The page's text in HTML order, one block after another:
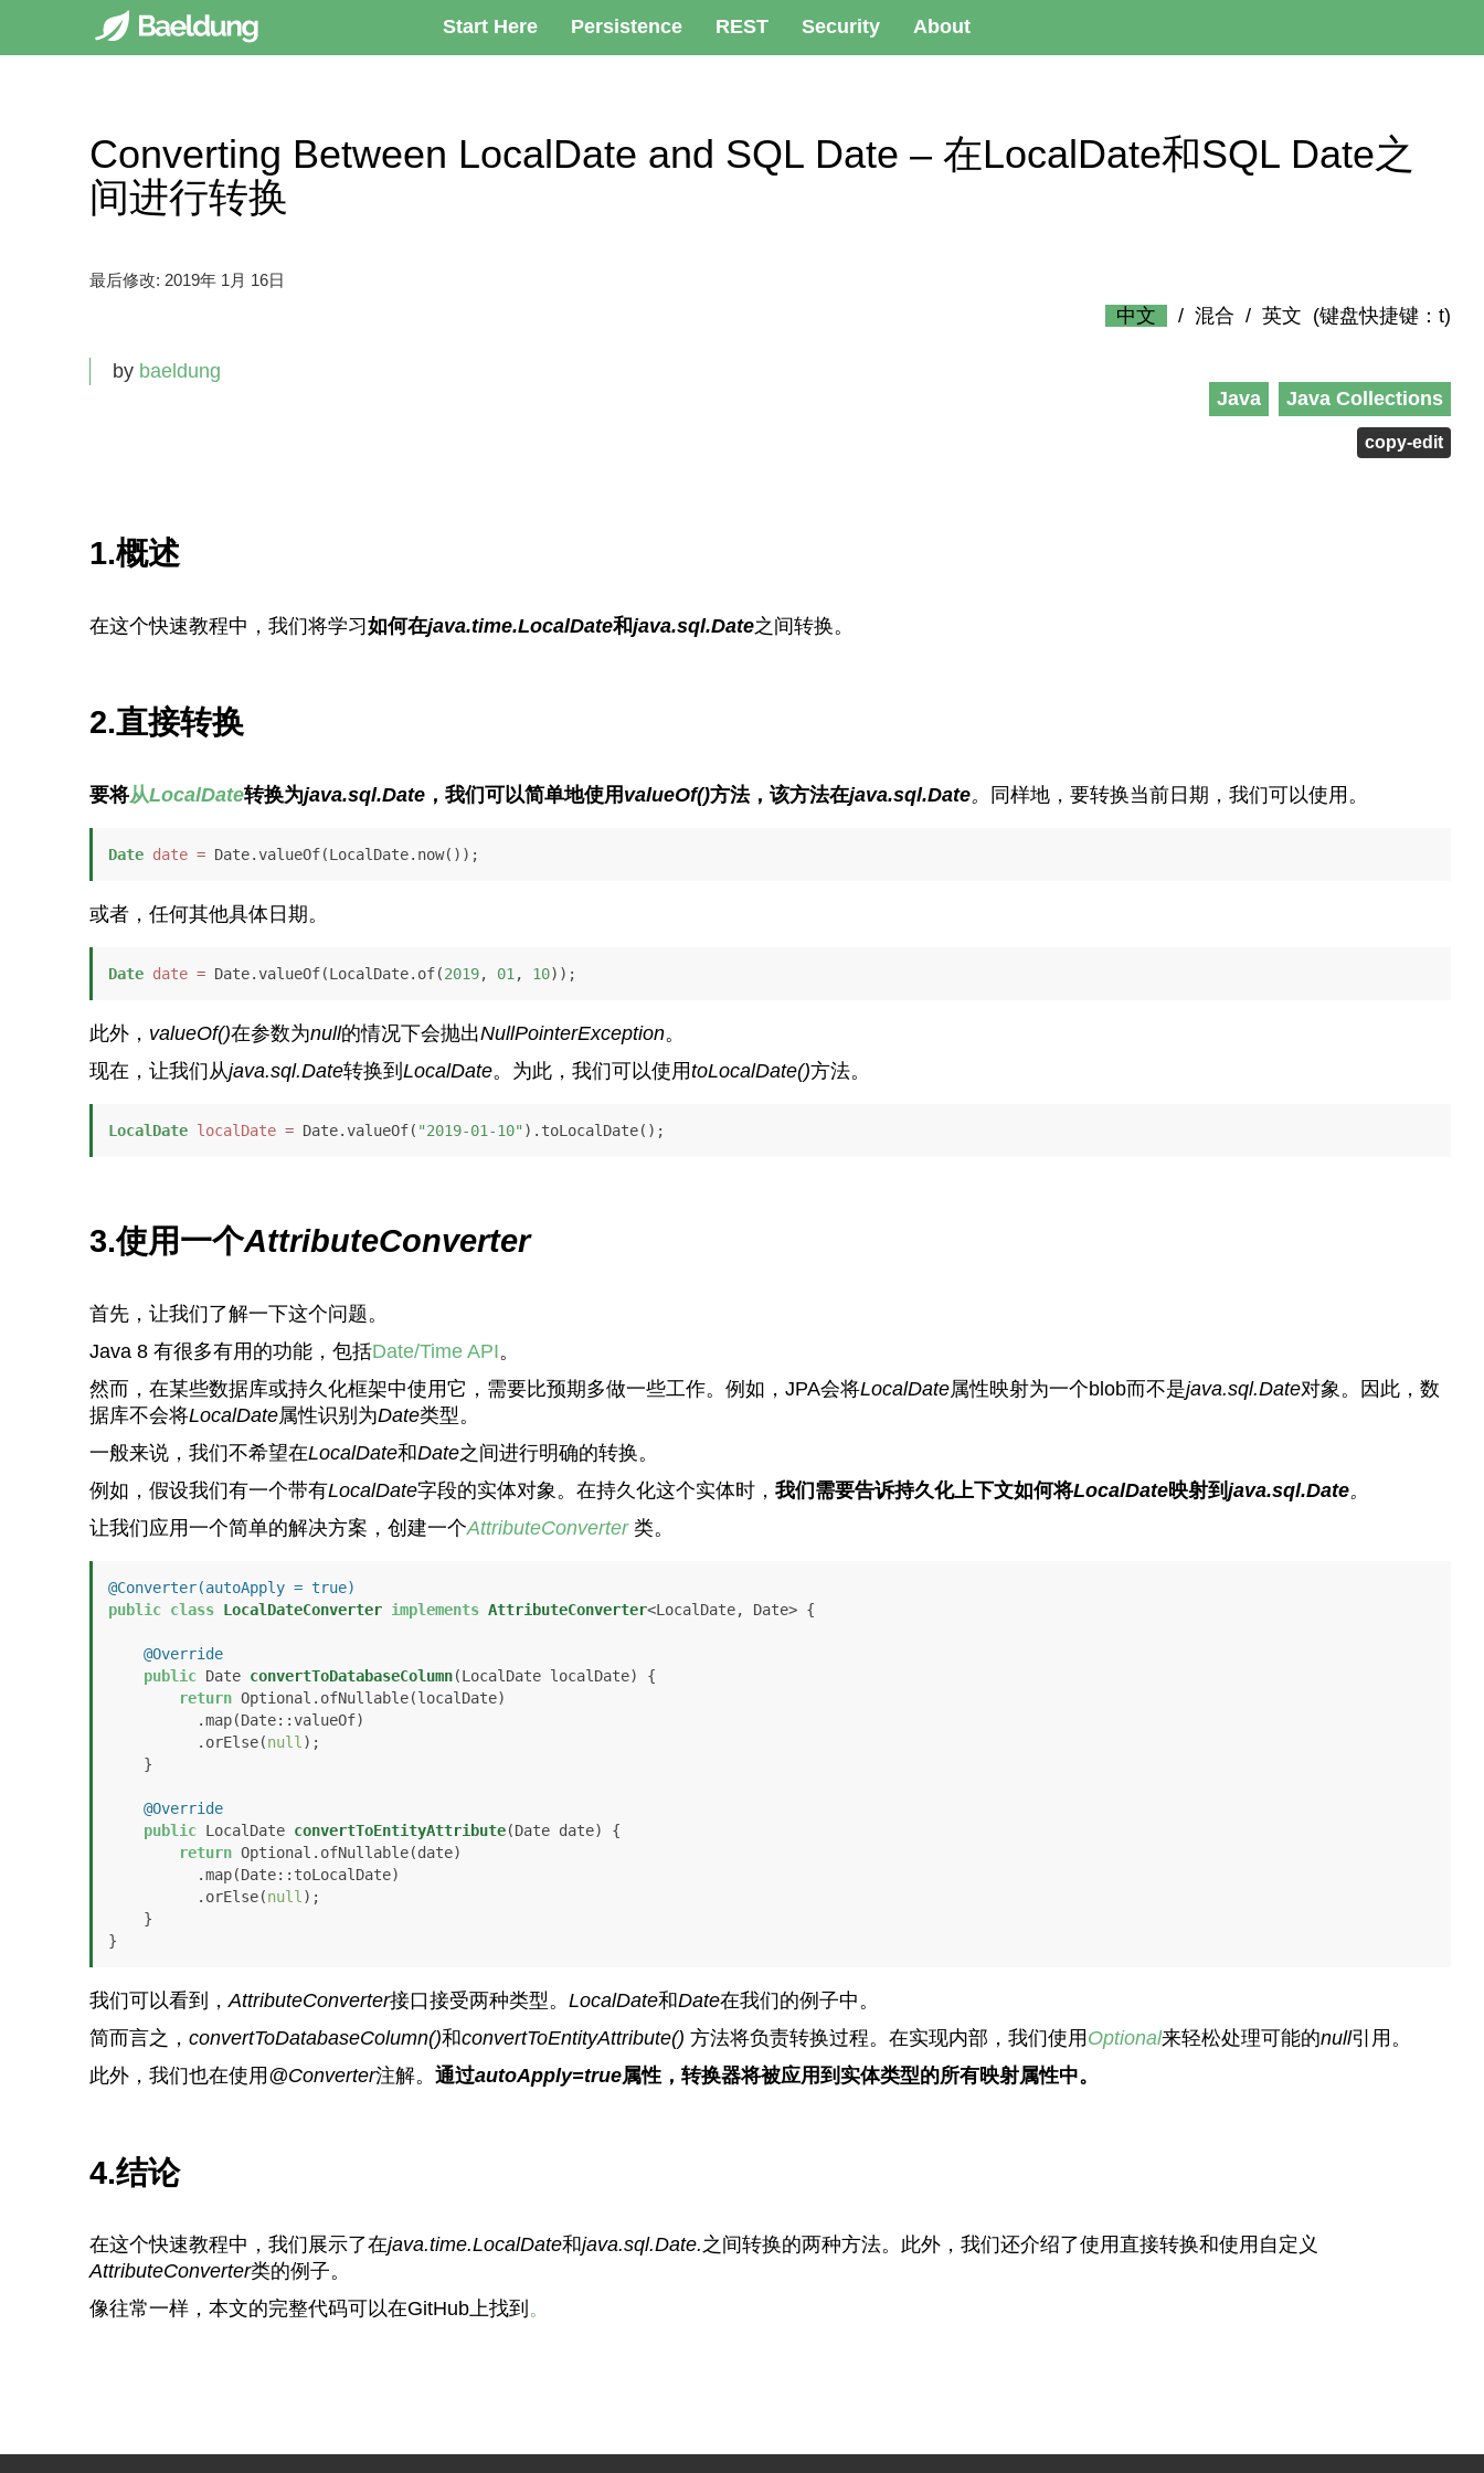
Start Here Persistence REST Security About
Converting Between LocalDate and SQL Date – 在LocalDate和SQL Date之
间进行转换
最后修改: 2019年 1月 16日
by baeldung
中文 / 混合 / 英文 (键盘快捷键：t)
Java Java Collections
copy-edit
1.概述
在这个快速教程中，我们将学习如何在java.time.LocalDate和java.sql.Date之间转换。
2.直接转换
要将从LocalDate转换为java.sql.Date，我们可以简单地使用 valueOf()方法，该方法在java.sql.Date。 同样地，要转换当前日期，我们可以使用。
Date date = Date.valueOf(LocalDate.now());
或者，任何其他具体日期。
Date date = Date.valueOf(LocalDate.of(2019, 01 , 10));
此外， valueOf()在参数为null的情况下会抛出NullPointerException。
现在，让我们从java.sql.Date转换到 LocalDate。为此，我们可以使用toLocalDate()方法。
LocalDate localDate = Date.valueOf( "2019-01-10" ).toLocalDate();
3.使用一个AttributeConverter
首先，让我们了解一下这个问题。
Java 8 有很多有用的功能，包括Date/Time API。
然而，在某些数据库或持久化框架中使用它，需要比预期多做一些工作。例如，JPA会将LocalDate属性映射为一个blob而不是java.sql.Date对象。因此，数
据库不会将LocalDate属性识别为Date类型。
一般来说，我们不希望在LocalDate和Date之间进行明确的转换。
例如，假设我们有一个带有LocalDate字段的实体对象。在持久化这个实体时， 我们需要告诉持久化上下文如何将LocalDate映射到 java.sql.Date。
让我们应用一个简单的解决方案，创建一个AttributeConverter 类。
@Converter(autoApply = true)
public class LocalDateConverter implements AttributeConverter<LocalDate, Date> {
@Override
public Date convertToDatabaseColumn(LocalDate localDate)
{
return Optional.ofNullable(localDate)
          .orElse(
null );
@Override
public LocalDate convertToEntityAttribute(Date date)
{
return Optional.ofNullable(date)
          .orElse(
null );
}
我们可以看到， AttributeConverter接口接受两种类型。 LocalDate和Date在我们的例子中。
简而言之， convertToDatabaseColumn()和convertToEntityAttribute() 方法将负责转换过程。在实现内部，我们使用 Optional来轻松处理可能的null引用。
此外，我们也在使用 @Converter注解。 通过autoApply=true属性，转换器将被应用到实体类型的所有映射属性中。
4.结论
在这个快速教程中，我们展示了在java.time.LocalDate和java.sql.Date.之间转换的两种方法。此外，我们还介绍了使用直接转换和使用自定义
AttributeConverter类的例子。
像往常一样，本文的完整代码可以在GitHub上找到 。